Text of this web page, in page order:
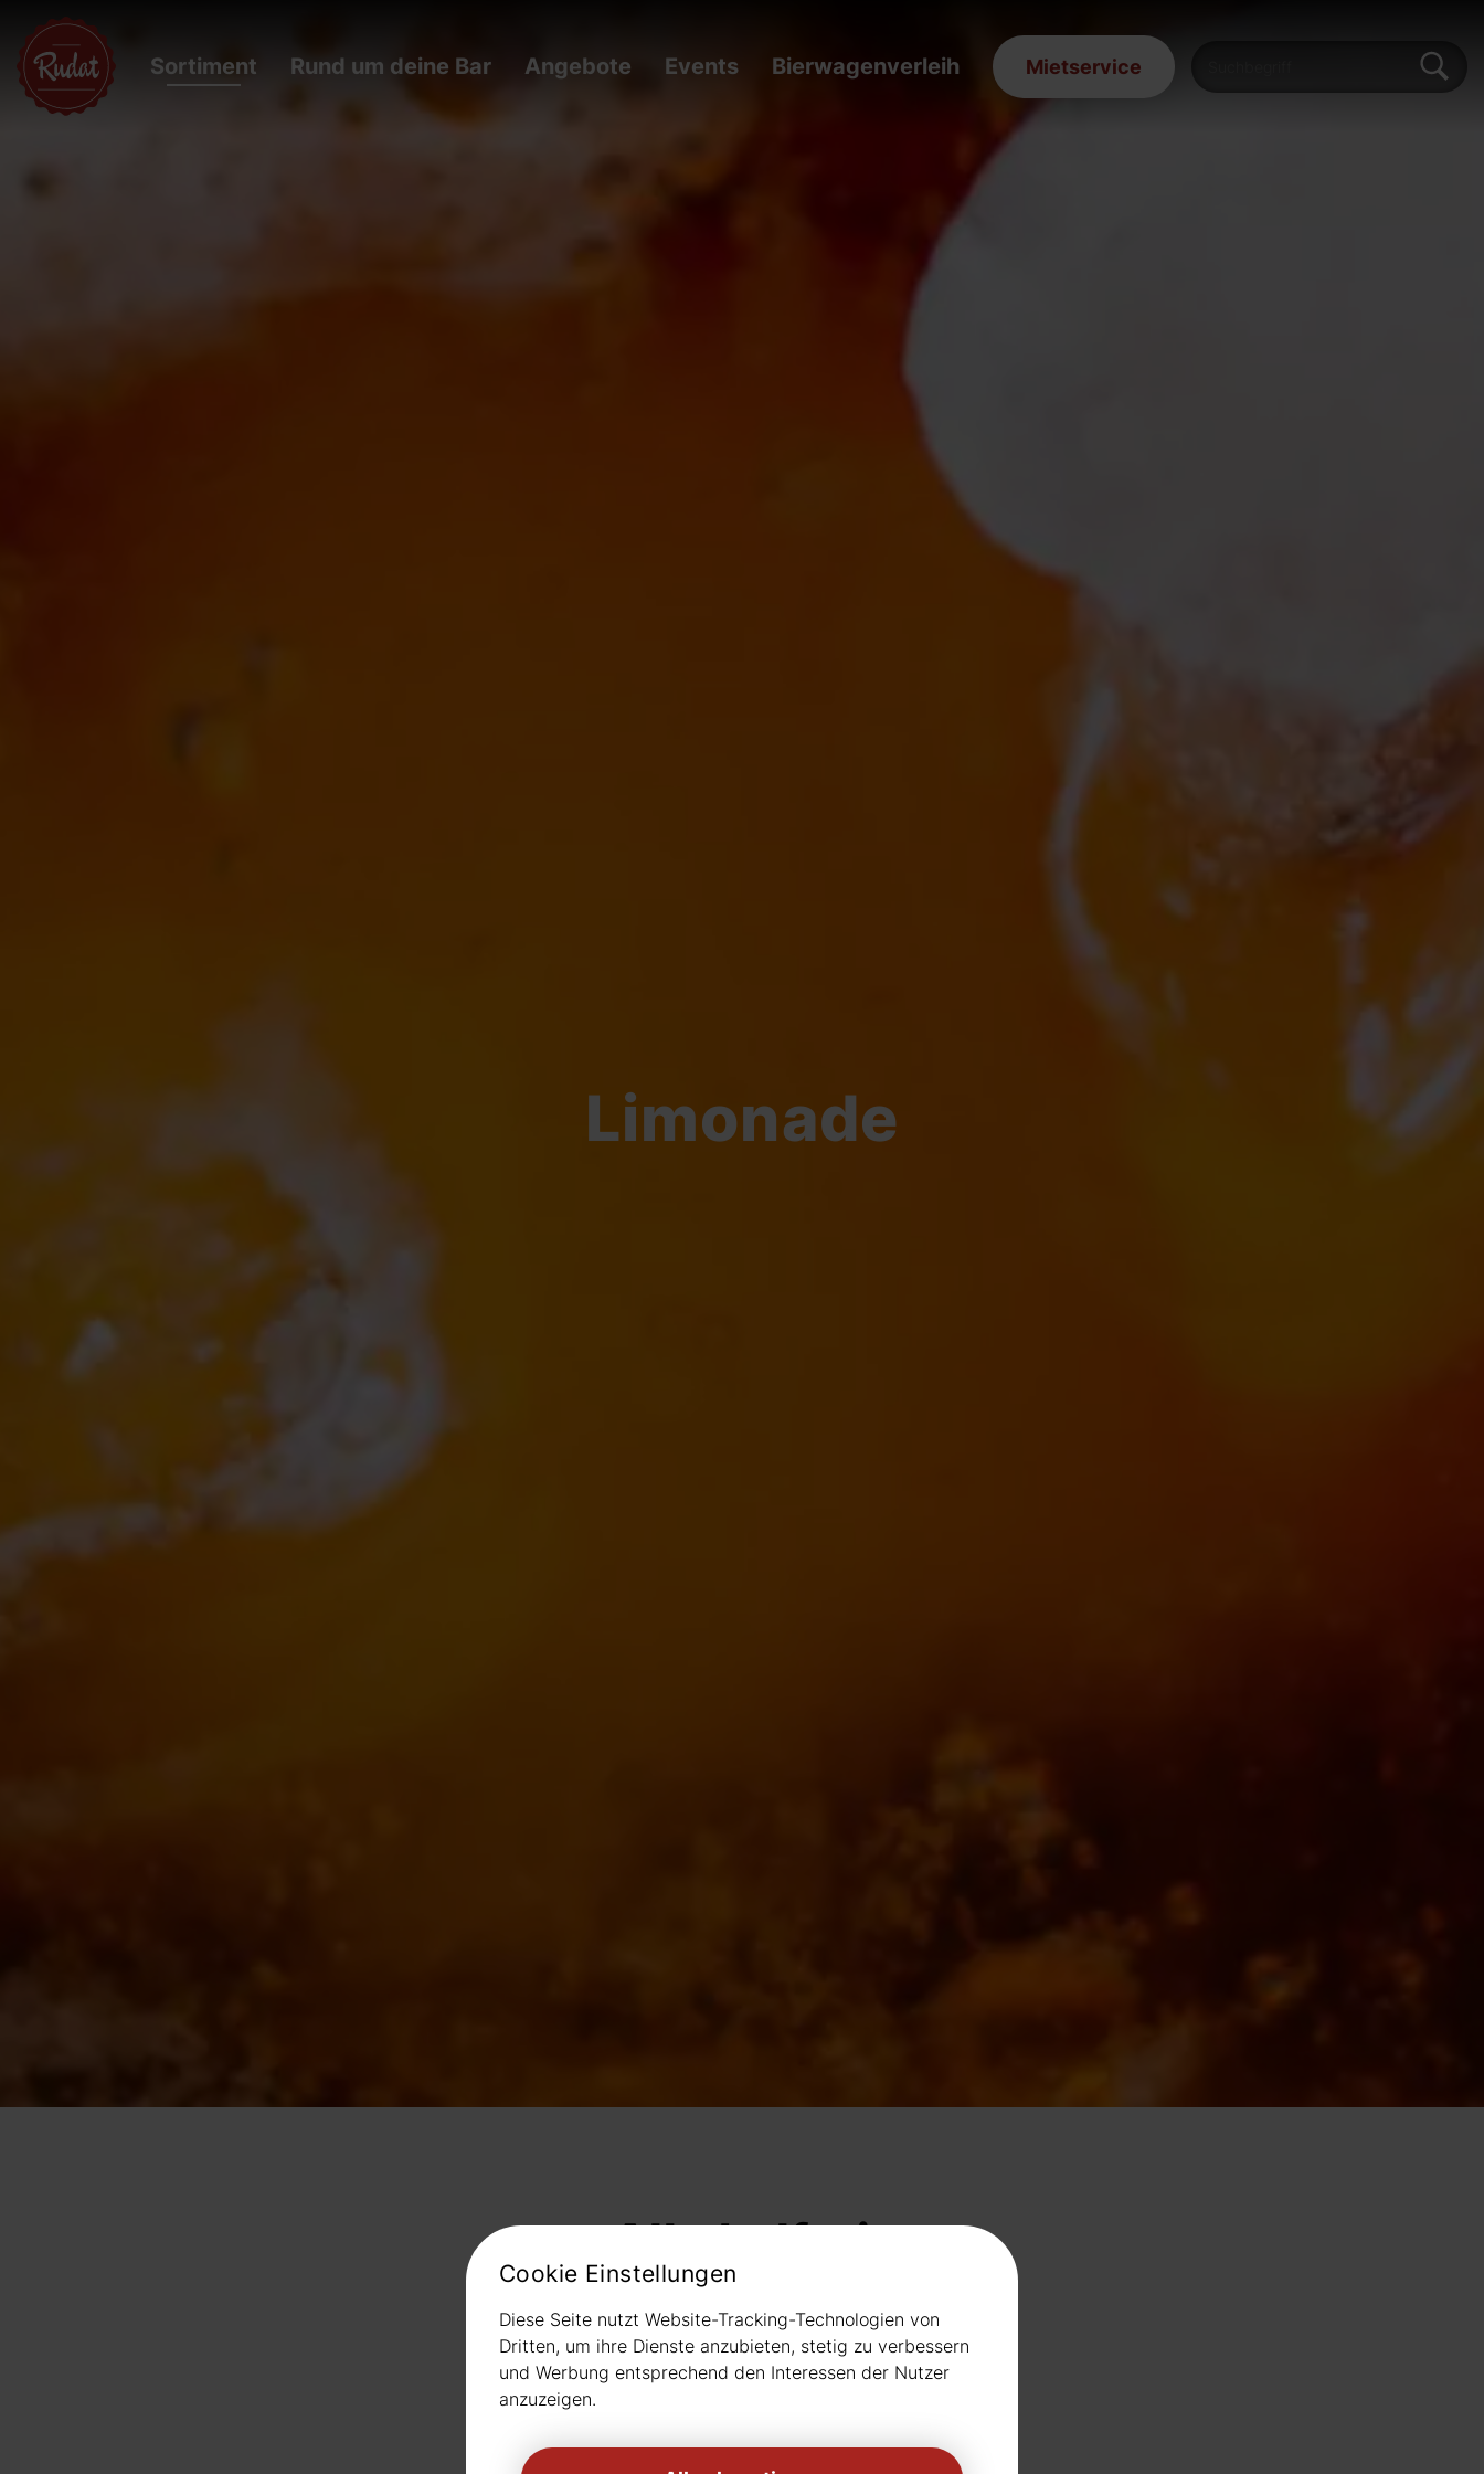
Sortiment Rund um deine Bar Angebote Events Bierwagenverleih Mietservice
Limonade
Alkoholfrei
Aktuell kein Bild
Cookie Einstellungen
Diese Seite nutzt Website-Tracking-Technologien von
Dritten, um ihre Dienste anzubieten, stetig zu verbessern
und Werbung entsprechend den Interessen der Nutzer
anzuzeigen.